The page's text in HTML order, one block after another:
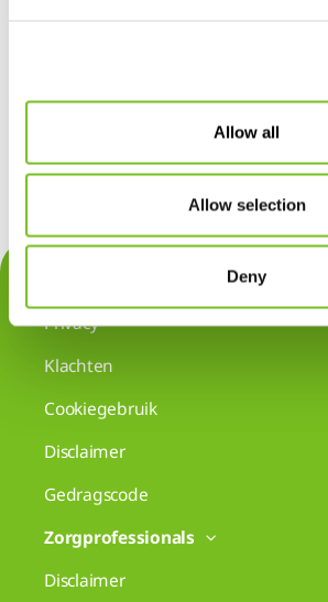
Allow all
Allow selection
Deny
Privacy
Klachten
Cookiegebruik
Disclaimer
Gedragscode
Zorgprofessionals
Disclaimer